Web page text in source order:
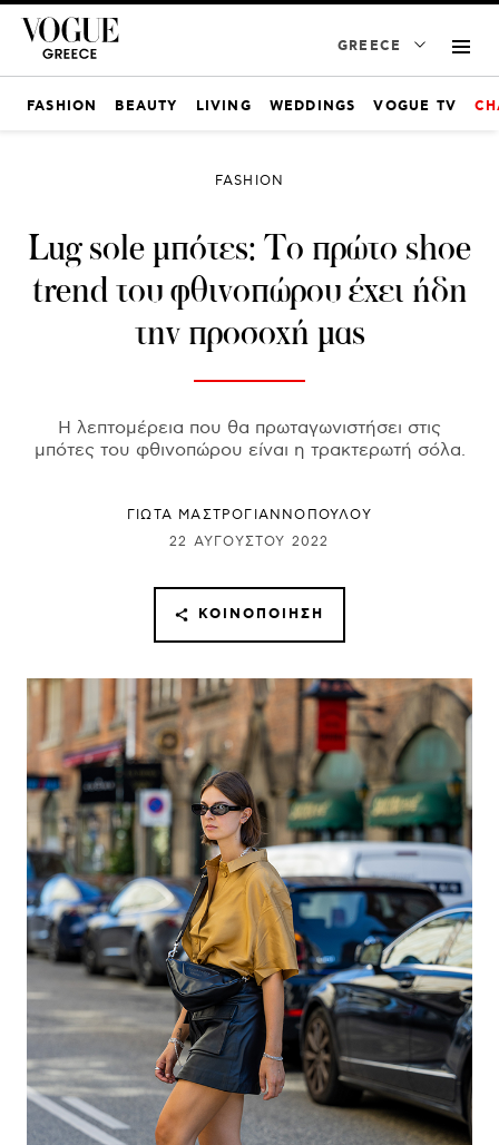
GREECE
FASHION BEAUTY LIVING WEDDINGS VOGUE TV
FASHION
Lug sole μπότες: Το πρώτο shoe
trend του φθινοπώρου έχει ήδη
την προσοχή μας
Η λεπτομέρεια που θα πρωταγωνιστήσει στις
μπότες του φθινοπώρου είναι η τρακτερωτή σόλα.
ΓΙΩΤΑ ΜΑΣΤΡΟΓΙΑΝΝΟΠΟΥΛΟΥ
22 ΑΥΓΟΎΣΤΟΥ 2022
ΚΟΙΝΟΠΟΊΗΣΗ